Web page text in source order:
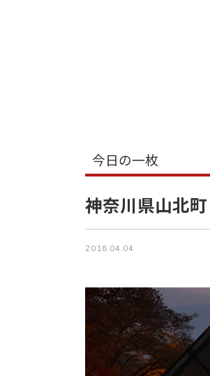
今日の一枚
神奈川県山北
2018.04.04